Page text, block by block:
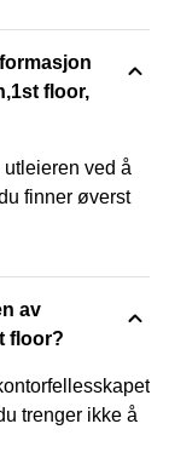
floor,
ved å
finner øverst
av
floor?
trenger ikke å